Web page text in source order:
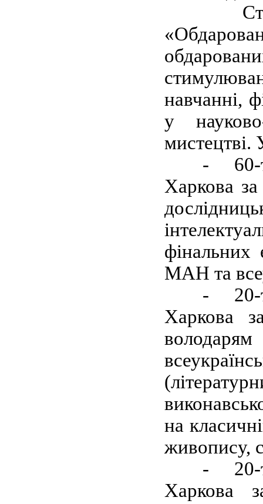
навчанні,
у
мистецтві.
-
Харкова
фінальних
МАН та
-
Харкова
на
живопису,
-
Харкова